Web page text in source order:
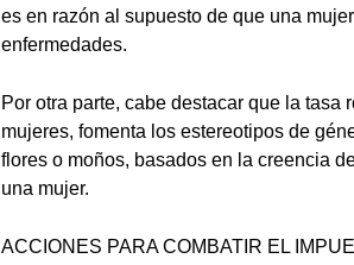
es en razón al supuesto de que una
enfermedades.
Por otra parte, cabe destacar que la
mujeres, fomenta los estereotipos de
flores o moños, basados en la creencia
una mujer.
ACCIONES PARA COMBATIR EL